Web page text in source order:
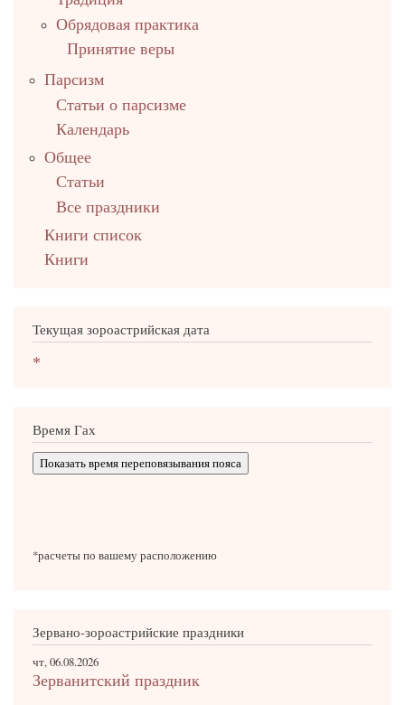
Обрядовая практика
Принятие веры
Парсизм
Статьи о парсизме
Календарь
Общее
Статьи
Все праздники
Книги список
Книги
Текущая зороастрийская дата
*
Время Гах
Показать время переповязывания пояса
*расчеты по вашему расположению
Зервано-зороастрийские праздники
чт, 06.08.2026
Зерванитский праздник